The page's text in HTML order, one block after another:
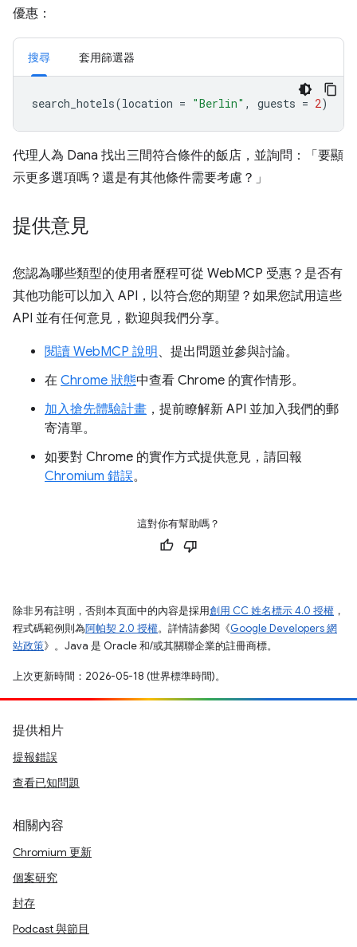
優惠：
搜尋 套用篩選器
search_hotels(location = "Berlin" , guests = 2)
代理人為 Dana 找出三間符合條件的飯店，並詢問：「要顯
示更多選項嗎？還是有其他條件需要考慮？」
提供意見
您認為哪些類型的使用者歷程可從 WebMCP 受惠？是否有
其他功能可以加入 API，以符合您的期望？如果您試用這些
API 並有任何意見，歡迎與我們分享。
閱讀 WebMCP 說明 、提出問題並參與討論。
在 Chrome 狀態中查看 Chrome 的實作情形。
加入搶先體驗計畫 ，提前瞭解新 API 並加入我們的郵
寄清單。
如要對 Chrome 的實作方式提供意見，請回報
Chromium 錯誤。
這對你有幫助嗎？
除非另有註明，否則本頁面中的內容是採用創用 CC 姓名標示 4.0 授權 ，
程式碼範例則為阿帕契 2.0 授權。詳情請參閱《Google Developers 網
站政策》。Java 是 Oracle 和/或其關聯企業的註冊商標。
上次更新時間：2026-05-18 (世界標準時間)。
提供相片
提報錯誤
查看已知問題
相關內容
Chromium 更新
個案研究
封存
Podcast 與節目